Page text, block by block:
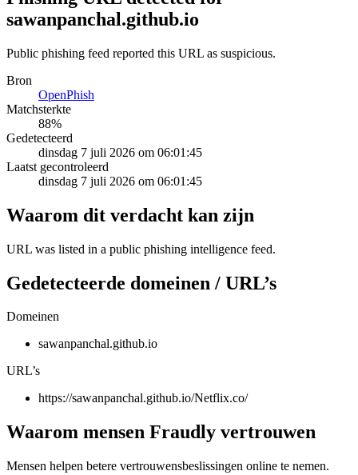
sawanpanchal.github.io
Public phishing feed reported this URL as suspicious.
Bron
OpenPhish
Matchsterkte
88%
Gedetecteerd
dinsdag 7 juli 2026 om 06:01:45
Laatst gecontroleerd
dinsdag 7 juli 2026 om 06:01:45
Waarom dit verdacht kan zijn
URL was listed in a public phishing intelligence feed.
Gedetecteerde domeinen / URL’s
Domeinen
sawanpanchal.github.io
URL’s
https://sawanpanchal.github.io/Netflix.co/
Waarom mensen Fraudly vertrouwen
Mensen helpen betere vertrouwensbeslissingen online te nemen.